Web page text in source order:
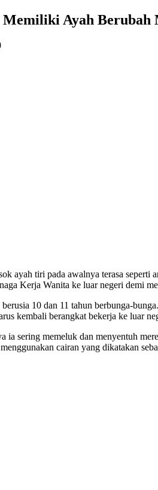
Ayah Berubah
ayah tiri pada awalnya terasa
Kerja Wanita ke luar negeri demi
10 dan 11 tahun berbunga-
kembali berangkat bekerja ke luar
sering memeluk dan menyentuh
cairan yang dikatakan